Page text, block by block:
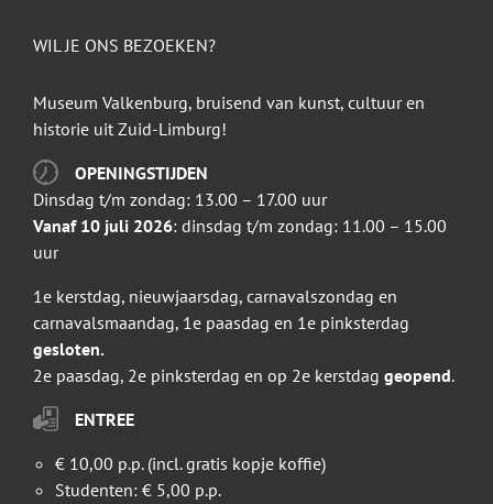
WIL JE ONS BEZOEKEN?
Museum Valkenburg, bruisend van kunst, cultuur en
historie uit Zuid-Limburg!
OPENINGSTIJDEN
Dinsdag t/m zondag: 13.00 – 17.00 uur
Vanaf 10 juli 2026: dinsdag t/m zondag: 11.00 – 15.00
uur
1e kerstdag, nieuwjaarsdag, carnavalszondag en
carnavalsmaandag, 1e paasdag en 1e pinksterdag
gesloten.
2e paasdag, 2e pinksterdag en op 2e kerstdag geopend.
ENTREE
€ 10,00 p.p. (incl. gratis kopje koffie)
Studenten: € 5,00 p.p.